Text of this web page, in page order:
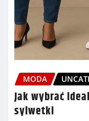
MODA
Jak wybrać
sylwetki